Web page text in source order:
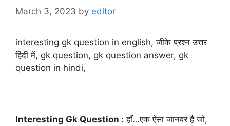
March 3, 2023 by editor
interesting gk question in english, जीके प्रश्न उत्तर
हिंदी में, gk question, gk question answer, gk
question in hindi,
Interesting Gk Question : हाँ…एक ऐसा जानवर है जो,